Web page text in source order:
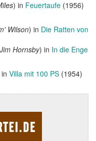
) in Feuertaufe (1956)
Wilson) in Die Ratten von
Jim Hornsby) in In die Enge
Villa mit 100 PS (1954)